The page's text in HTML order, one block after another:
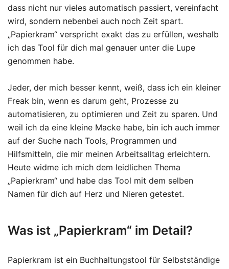
dass nicht nur vieles automatisch passiert, vereinfacht
wird, sondern nebenbei auch noch Zeit spart.
„Papierkram“ verspricht exakt das zu erfüllen, weshalb
ich das Tool für dich mal genauer unter die Lupe
genommen habe.
Jeder, der mich besser kennt, weiß, dass ich ein kleiner
Freak bin, wenn es darum geht, Prozesse zu
automatisieren, zu optimieren und Zeit zu sparen. Und
weil ich da eine kleine Macke habe, bin ich auch immer
auf der Suche nach Tools, Programmen und
Hilfsmitteln, die mir meinen Arbeitsalltag erleichtern.
Heute widme ich mich dem leidlichen Thema
„Papierkram“ und habe das Tool mit dem selben
Namen für dich auf Herz und Nieren getestet.
Was ist „Papierkram“ im Detail?
Papierkram ist ein Buchhaltungstool für Selbstständige